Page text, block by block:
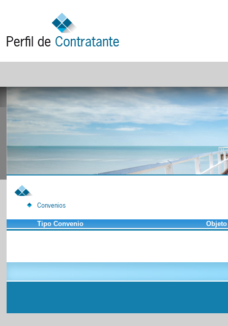
Convenios
Tipo Convenio Objeto